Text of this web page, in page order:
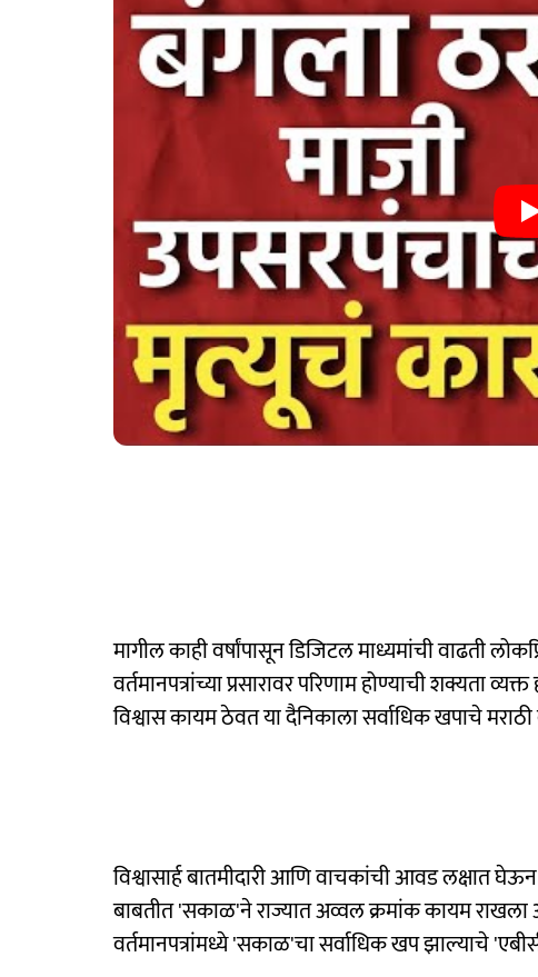
मागील काही वर्षांपासून डिजिटल माध्यमांची वाढती
वर्तमानपत्रांच्या प्रसारावर परिणाम होण्याची शक्यता
विश्वास कायम ठेवत या दैनिकाला सर्वाधिक खपाचे
विश्वासार्ह बातमीदारी आणि वाचकांची आवड लक्षात
बाबतीत 'सकाळ'ने राज्यात अव्वल क्रमांक कायम
वर्तमानपत्रांमध्ये 'सकाळ'चा सर्वाधिक खप झाल्याचे